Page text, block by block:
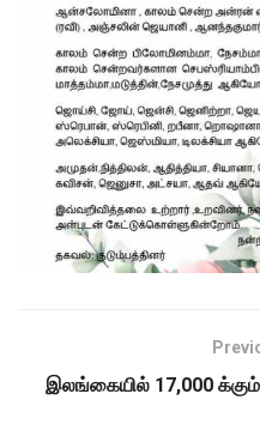
இலங்கையில் 17,000